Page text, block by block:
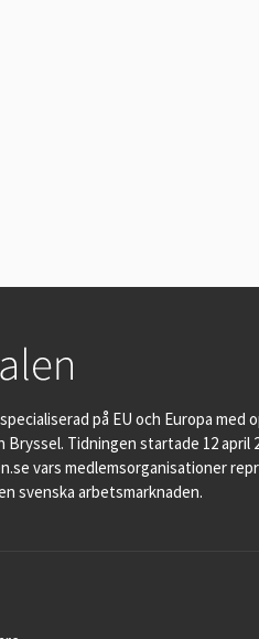
på EU och Europa med
Tidningen startade 12 april
vars medlemsorganisationer
svenska arbetsmarknaden.